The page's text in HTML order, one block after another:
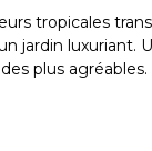
tropicales
jardin luxuriant.
plus agréables.